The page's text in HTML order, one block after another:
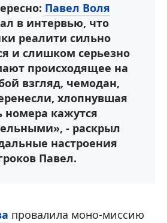
Павел Воля
в интервью, что
реалити сильно
и слишком серьезно
происходящее на
взгляд, чемодан,
хлопнувшая
номера кажутся
- раскрыл
настроения
Павел.
провалила моно-миссию